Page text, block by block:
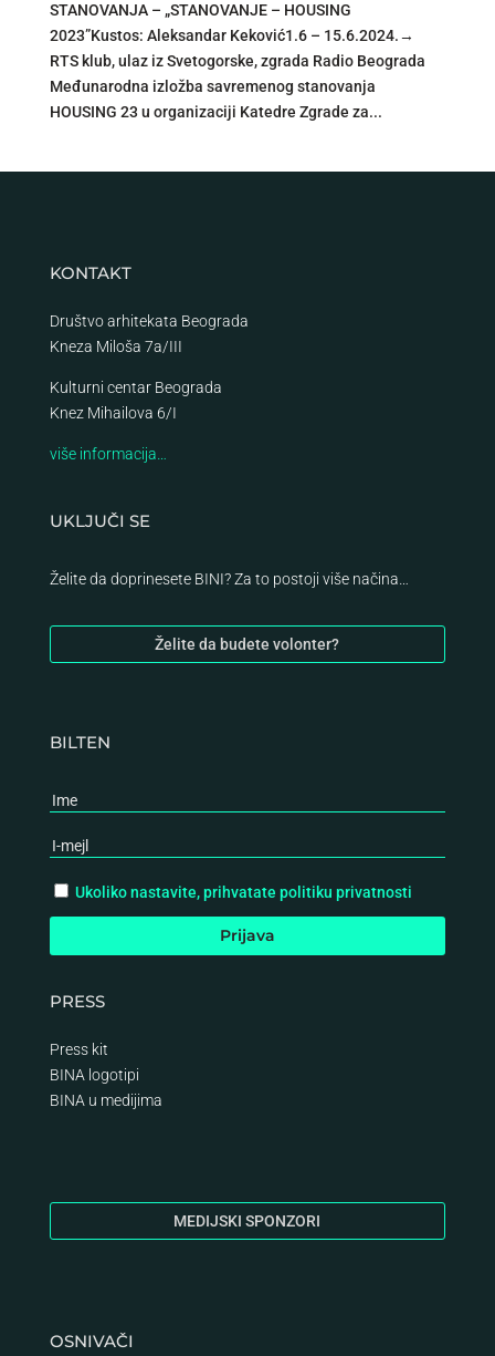
STANOVANJA – „STANOVANJE – HOUSING
2023”Kustos: Aleksandar Keković1.6 – 15.6.2024.→
RTS klub, ulaz iz Svetogorske, zgrada Radio Beograda
Međunarodna izložba savremenog stanovanja
HOUSING 23 u organizaciji Katedre Zgrade za...
KONTAKT
Društvo arhitekata Beograda
Kneza Miloša 7a/III
Kulturni centar Beograda
Knez Mihailova 6/I
više informacija…
UKLJUČI SE
Želite da doprinesete BINI? Za to postoji više načina…
Želite da budete volonter?
BILTEN
Ukoliko nastavite, prihvatate politiku privatnosti
PRESS
Press kit
BINA logotipi
BINA u medijima
MEDIJSKI SPONZORI
OSNIVAČI